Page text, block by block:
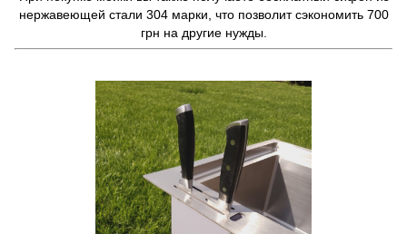
нержавеющей стали 304 марки, что позволит сэкономить 700
грн на другие нужды.